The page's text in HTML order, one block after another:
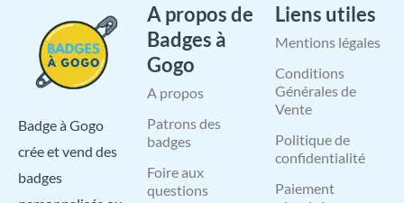
Badge à Gogo
crée et vend des
badges
A propos de
Badges à
Gogo
A propos
Patrons des
badges
Foire aux
questions
Liens utiles
Mentions légales
Conditions
Générales de
Vente
Politique de
confidentialité
Paiement